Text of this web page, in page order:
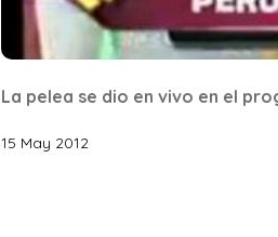
La pelea se dio en vivo en el
15 May 2012